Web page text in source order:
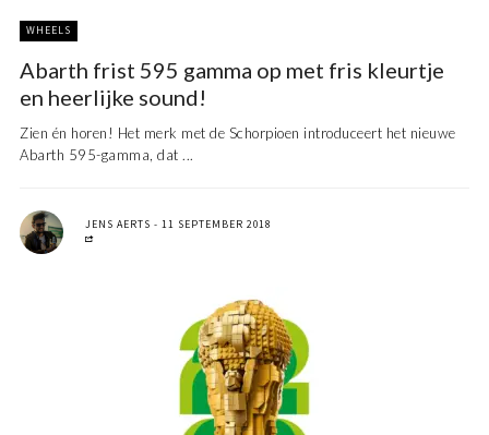
WHEELS
Abarth frist 595 gamma op met fris kleurtje
en heerlijke sound!
Zien én horen! Het merk met de Schorpioen introduceert het nieuwe
Abarth 595-gamma, dat ...
JENS AERTS 11 SEPTEMBER 2018